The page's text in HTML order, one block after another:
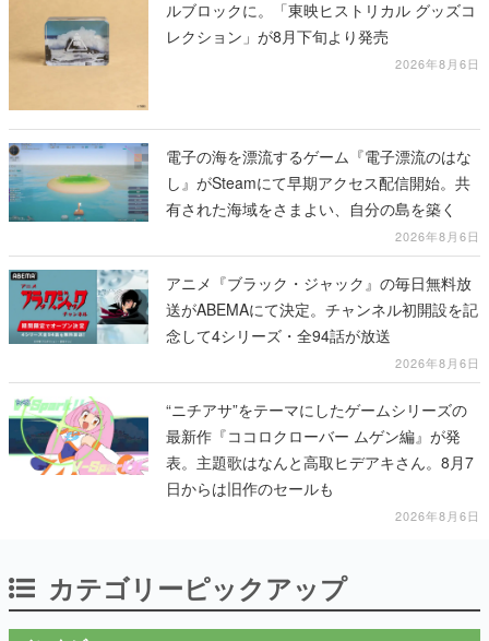
ルブロックに。「東映ヒストリカル グッズコ
レクション」が8月下旬より発売
2026年8月6日
電子の海を漂流するゲーム『電子漂流のはな
し』がSteamにて早期アクセス配信開始。共
有された海域をさまよい、自分の島を築く
2026年8月6日
アニメ『ブラック・ジャック』の毎日無料放
送がABEMAにて決定。チャンネル初開設を記
念して4シリーズ・全94話が放送
2026年8月6日
“ニチアサ”をテーマにしたゲームシリーズの
最新作『ココロクローバー ムゲン編』が発
表。主題歌はなんと高取ヒデアキさん。8月7
日からは旧作のセールも
2026年8月6日
カテゴリーピックアップ